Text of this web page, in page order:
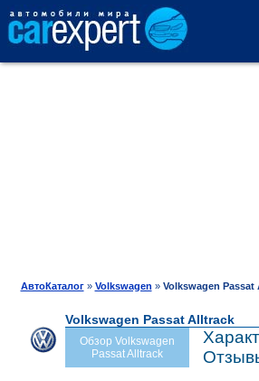
АвтоКаталог» Volkswagen » Volkswagen Passat
Volkswagen Passat Alltrack
Обзор Volkswagen
Passat Alltrack